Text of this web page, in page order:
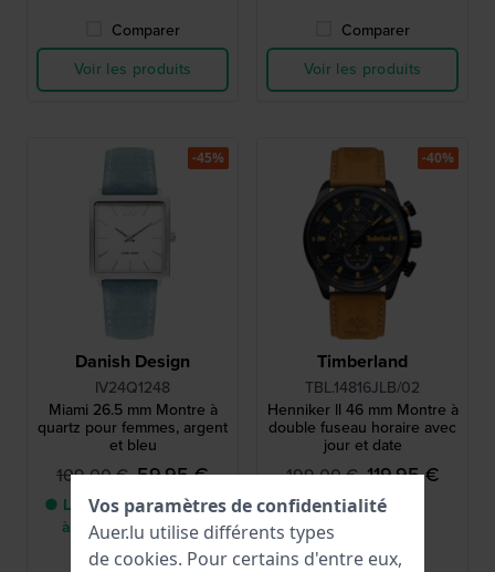
Comparer
Voir les produits
Comparer
Voir les produits
Danish Design
IV24Q1248
Miami 26.5 mm Montre à
quartz pour femmes, argent
et bleu
109,00 € 59,95 €
● Livraison entre 3 jours
à 6 jours ouvrables
Comparer
-45%
Timberland
TBL.14816JLB/02
Henniker ll 46 mm Montre à
double fuseau horaire avec
jour et date
199,00 € 119,95 €
● En stock
Comparer
-40%
Vos paramètres de confidentialité
Auer.lu utilise différents types
de cookies. Pour certains d'entre eux,